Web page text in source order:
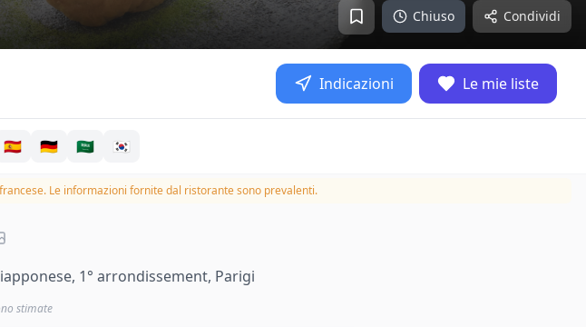
Chiuso Condividi
Indicazioni Le mie liste
🇪🇸 🇩🇪 🇸🇦 🇰🇷
Le informazioni fornite dal ristorante sono prevalenti.
1° arrondissement, Parigi
stimate